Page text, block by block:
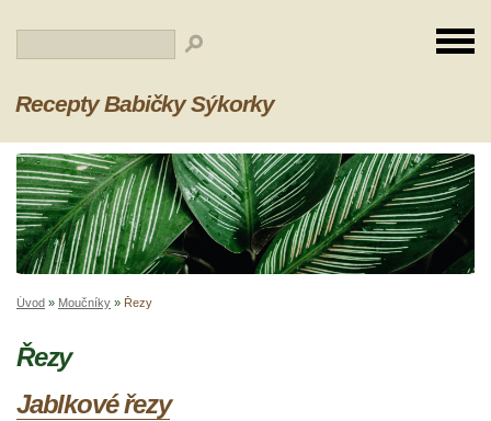
Recepty Babičky Sýkorky
Úvod » Moučníky » Řezy
Řezy
Jablkové řezy